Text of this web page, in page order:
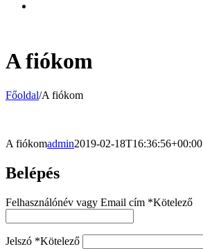
A fiókom
Főoldal/A fiókom
A fiókomadmin2019-02-18T16:36:56+00:00
Belépés
Felhasználónév vagy Email cím *Kötelező
Jelszó *Kötelező